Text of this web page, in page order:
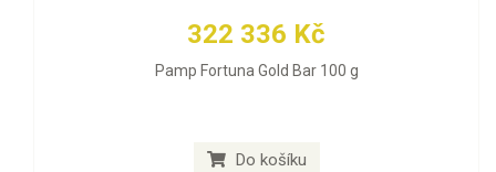
322 336 Kč
Pamp Fortuna Gold Bar 100 g
Do košíku